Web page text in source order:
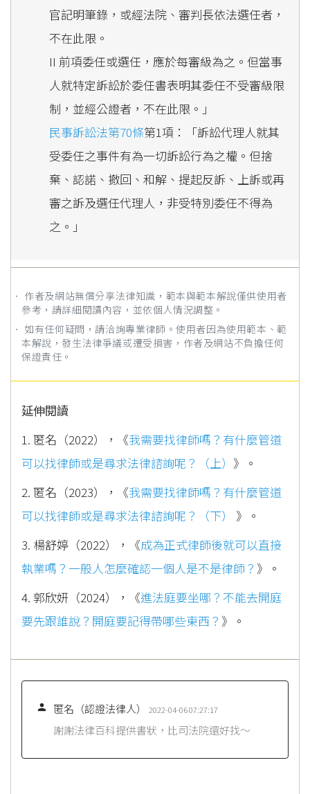
官記明筆錄，或經法院、審判長依法選任者，
不在此限。
II 前項委任或選任，應於每審級為之。但當事
人就特定訴訟於委任書表明其委任不受審級限
制，並經公證者，不在此限。」
民事訴訟法第70條第1項：「訴訟代理人就其
受委任之事件有為一切訴訟行為之權。但捨
棄、認諾、撤回、和解、提起反訴、上訴或再
審之訴及選任代理人，非受特別委任不得為
之。」
． 作者及網站無償分享法律知識，範本與範本解說僅供使用者
參考，請詳細閱讀內容，並依個人情況調整。
． 如有任何疑問，請洽詢專業律師。使用者因為使用範本、範
本解說，發生法律爭議或遭受損害，作者及網站不負擔任何
保證責任。
延伸閱讀
1. 匿名（2022），《我需要找律師嗎？有什麼管道
可以找律師或是尋求法律諮詢呢？（上） 》。
2. 匿名（2023），《我需要找律師嗎？有什麼管道
可以找律師或是尋求法律諮詢呢？（下）
》。
3. 楊舒婷（2022），《成為正式律師後就可以直接
執業嗎？一般人怎麼確認一個人是不是律師？ 》。
4. 郭欣妍（2024），《進法庭要坐哪？不能去開庭
要先跟誰說？開庭要記得帶哪些東西？ 》。
 匿名（認證法律人） 2022-04-06 07:27:17
謝謝法律百科提供書狀，比司法院還好找～